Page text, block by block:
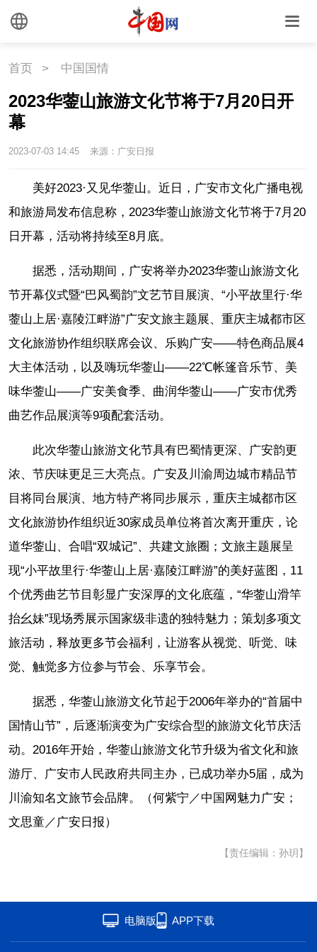
首页 > 中国国情
2023华蓥山旅游文化节将于7月20日开
幕
2023-07-03 14:45 来源：广安日报
美好2023·又见华蓥山。近日，广安市文化广播电视
和旅游局发布信息称，2023华蓥山旅游文化节将于7月20
日开幕，活动将持续至8月底。
据悉，活动期间，广安将举办2023华蓥山旅游文化
节开幕仪式暨“巴风蜀韵”文艺节目展演、“小平故里行·华
蓥山上居·嘉陵江畔游”广安文旅主题展、重庆主城都市区
文化旅游协作组织联席会议、乐购广安——特色商品展4
大主体活动，以及嗨玩华蓥山——22℃帐篷音乐节、美
味华蓥山——广安美食季、曲润华蓥山——广安市优秀
曲艺作品展演等9项配套活动。
此次华蓥山旅游文化节具有巴蜀情更深、广安韵更
浓、节庆味更足三大亮点。广安及川渝周边城市精品节
目将同台展演、地方特产将同步展示，重庆主城都市区
文化旅游协作组织近30家成员单位将首次离开重庆，论
道华蓥山、合唱“双城记”、共建文旅圈；文旅主题展呈
现“小平故里行·华蓥山上居·嘉陵江畔游”的美好蓝图，11
个优秀曲艺节目彰显广安深厚的文化底蕴，“华蓥山滑竿
抬幺妹”现场秀展示国家级非遗的独特魅力；策划多项文
旅活动，释放更多节会福利，让游客从视觉、听觉、味
觉、触觉多方位参与节会、乐享节会。
据悉，华蓥山旅游文化节起于2006年举办的“首届中
国情山节”，后逐渐演变为广安综合型的旅游文化节庆活
动。2016年开始，华蓥山旅游文化节升级为省文化和旅
游厅、广安市人民政府共同主办，已成功举办5届，成为
川渝知名文旅节会品牌。（何紫宁／中国网魅力广安；
文思童／广安日报）
【责任编辑：孙玥】
电脑版 APP下载